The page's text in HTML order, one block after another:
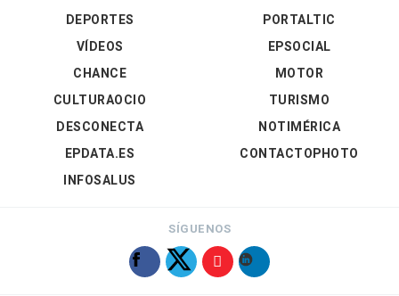
DEPORTES
VÍDEOS
PORTALTIC
EPSOCIAL
CHANCE
CULTURAOCIO
DESCONECTA
EPDATA.ES
INFOSALUS
MOTOR
TURISMO
NOTIMÉRICA
CONTACTOPHOTO
SÍGUENOS